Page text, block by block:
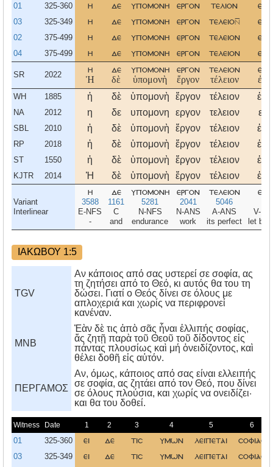
01 325-360 η δε υπομονη εργον τελιον
03 325-349 η δε υπομονη εργον τελειο
02 375-499 η δε υπομονη εργον τελειον
04 375-499 η δε υπομονη εργον τελειον
SR 2022
η
Ἡ
δε
δὲ
υπομονη
ὑπομονὴ
εργον
ἔργον
τελειον
τέλειον
WH 1885 ἡ δὲ ὑπομονὴ ἔργον τέλειον
NA 2012 η δε υπομονη εργον τελειον
SBL 2010 ἡ δὲ ὑπομονὴ ἔργον τέλειον
RP 2018 ἡ δὲ ὑπομονὴ ἔργον τέλειον
ST 1550 ἡ δὲ ὑπομονὴ ἔργον τέλειον
KJTR 2014 Ἡ δὲ ὑπομονὴ ἔργον τέλειον
Variant
Interlinear
η
3588
E-NFS
-
δε
1161
C
and
υπομονη
5281
N-NFS
endurance
εργον
2041
N-ANS
work
τελειον
5046
A-ANS
its perfect
V-
let be
ΙΑΚΩΒΟΥ 1:5
TGV
Αν κάποιος από σας υστερεί σε σοφία, ας
τη ζητήσει από το Θεό, κι αυτός θα του τη
δώσει. Γιατί ο Θεός δίνει σε όλους με
απλοχεριά και χωρίς να περιφρονεί
κανέναν.
MNB
Ἐὰν δὲ τις ἀπὸ σᾶς ἦναι ἐλλιπής σοφίας,
ἄς ζητῇ παρὰ τοῦ Θεοῦ τοῦ δίδοντος εἰς
πάντας πλουσίως καὶ μή ὀνειδίζοντος, καὶ
θέλει δοθῆ εἰς αὐτόν.
ΠΕΡΓΑΜΟΣ
Aν, όμως, κάποιος από σας είναι ελλειπής
σε σοφία, ας ζητάει από τον Θεό, που δίνει
σε όλους πλούσια, και χωρίς να ονειδίζει·
και θα του δοθεί.
Witness Date 1 2 3 4 5 6
01 325-360 ει δε τισ υμων λειπεται σοφιασ
03 325-349 ει δε τισ υμων λειπεται σοφιασ